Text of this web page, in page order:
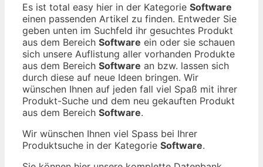
Es ist total easy hier in der Kategorie Software
einen passenden Artikel zu finden. Entweder Sie
geben unten im Suchfeld ihr gesuchtes Produkt
aus dem Bereich Software ein oder sie schauen
sich unsere Auflistung aller vorhanden Produkte
aus dem Bereich Software an bzw. lassen sich
durch diese auf neue Ideen bringen. Wir
wünschen Ihnen auf jeden fall viel Spaß mit ihrer
Produkt-Suche und dem neu gekauften Produkt
aus dem Bereich Software.
Wir wünschen Ihnen viel Spass bei Ihrer
Produktsuche in der Kategorie Software.